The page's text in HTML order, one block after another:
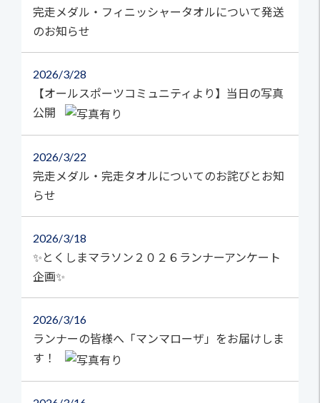
完走メダル・フィニッシャータオルについて発送
のお知らせ
2026 3/28
【オールスポーツコミュニティより】当日の写真
公開
2026 3/22
完走メダル・完走タオルについてのお詫びとお知
らせ
2026 3/18
✨とくしまマラソン２０２６ランナーアンケート
企画✨
2026 3/16
ランナーの皆様へ「マンマローザ」をお届けしま
す！